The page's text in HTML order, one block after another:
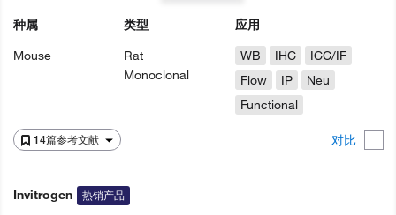
14篇参考文献 对比
种属
Mouse
类型
Rat
Monoclonal
应用
WB
IHC
ICC/IF
Flow
IP
Neu
Functional
Invitrogen 热销产品